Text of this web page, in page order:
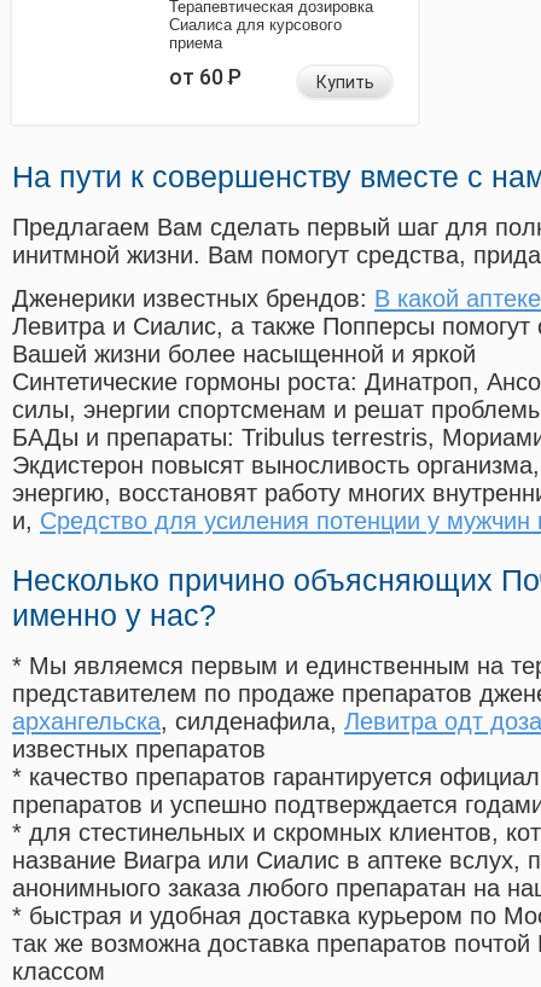
Терапевтическая дозировка
Сиалиса для курсового
приема
от 60Р Купить
На пути к совершенству вместе с
Предлагаем Вам сделать первый шаг для
инитмной жизни. Вам помогут средства,
Дженерики известных брендов: В какой
Левитра и Сиалис, а также Попперсы помогут
Вашей жизни более насыщенной и яркой
Синтетические гормоны роста: Динатроп,
силы, энергии спортсменам и решат
БАДы и препараты: Tribulus terrestris,
Экдистерон повысят выносливость
энергию, восстановят работу многих
и, Средство для усиления потенции у мужчин
Несколько причино объясняющих
именно у нас?
* Мы являемся первым и единственным на
представителем по продаже препаратов
архангельска, силденафила, Левитра одт доза
известных препаратов
* качество препаратов гарантируется
препаратов и успешно подтверждается
* для стестинельных и скромных клиентов,
название Виагра или Сиалис в аптеке вслух,
анонимныого заказа любого препаратан на
* быстрая и удобная доставка курьером по
так же возможна доставка препаратов
классом